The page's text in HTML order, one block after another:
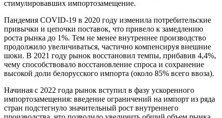
стимулировавших импортозамещение.
Пандемия COVID-19 в 2020 году изменила потребительские
привычки и цепочки поставок, что привело к замедлению
роста рынка до 1%. Тем не менее внутреннее производство
продолжило увеличиваться, частично компенсируя внешние
шоки. В 2021 году рынок восстановил темпы, прибавив 4,4%,
чему способствовало восстановление спроса и сохранение
высокой доли белорусского импорта (около 85% всего ввоза).
Начиная с 2022 года рынок вступил в фазу ускоренного
импортозамещения: введение ограничений на импорт из ряда
стран подстегнуло значительный рост внутреннего